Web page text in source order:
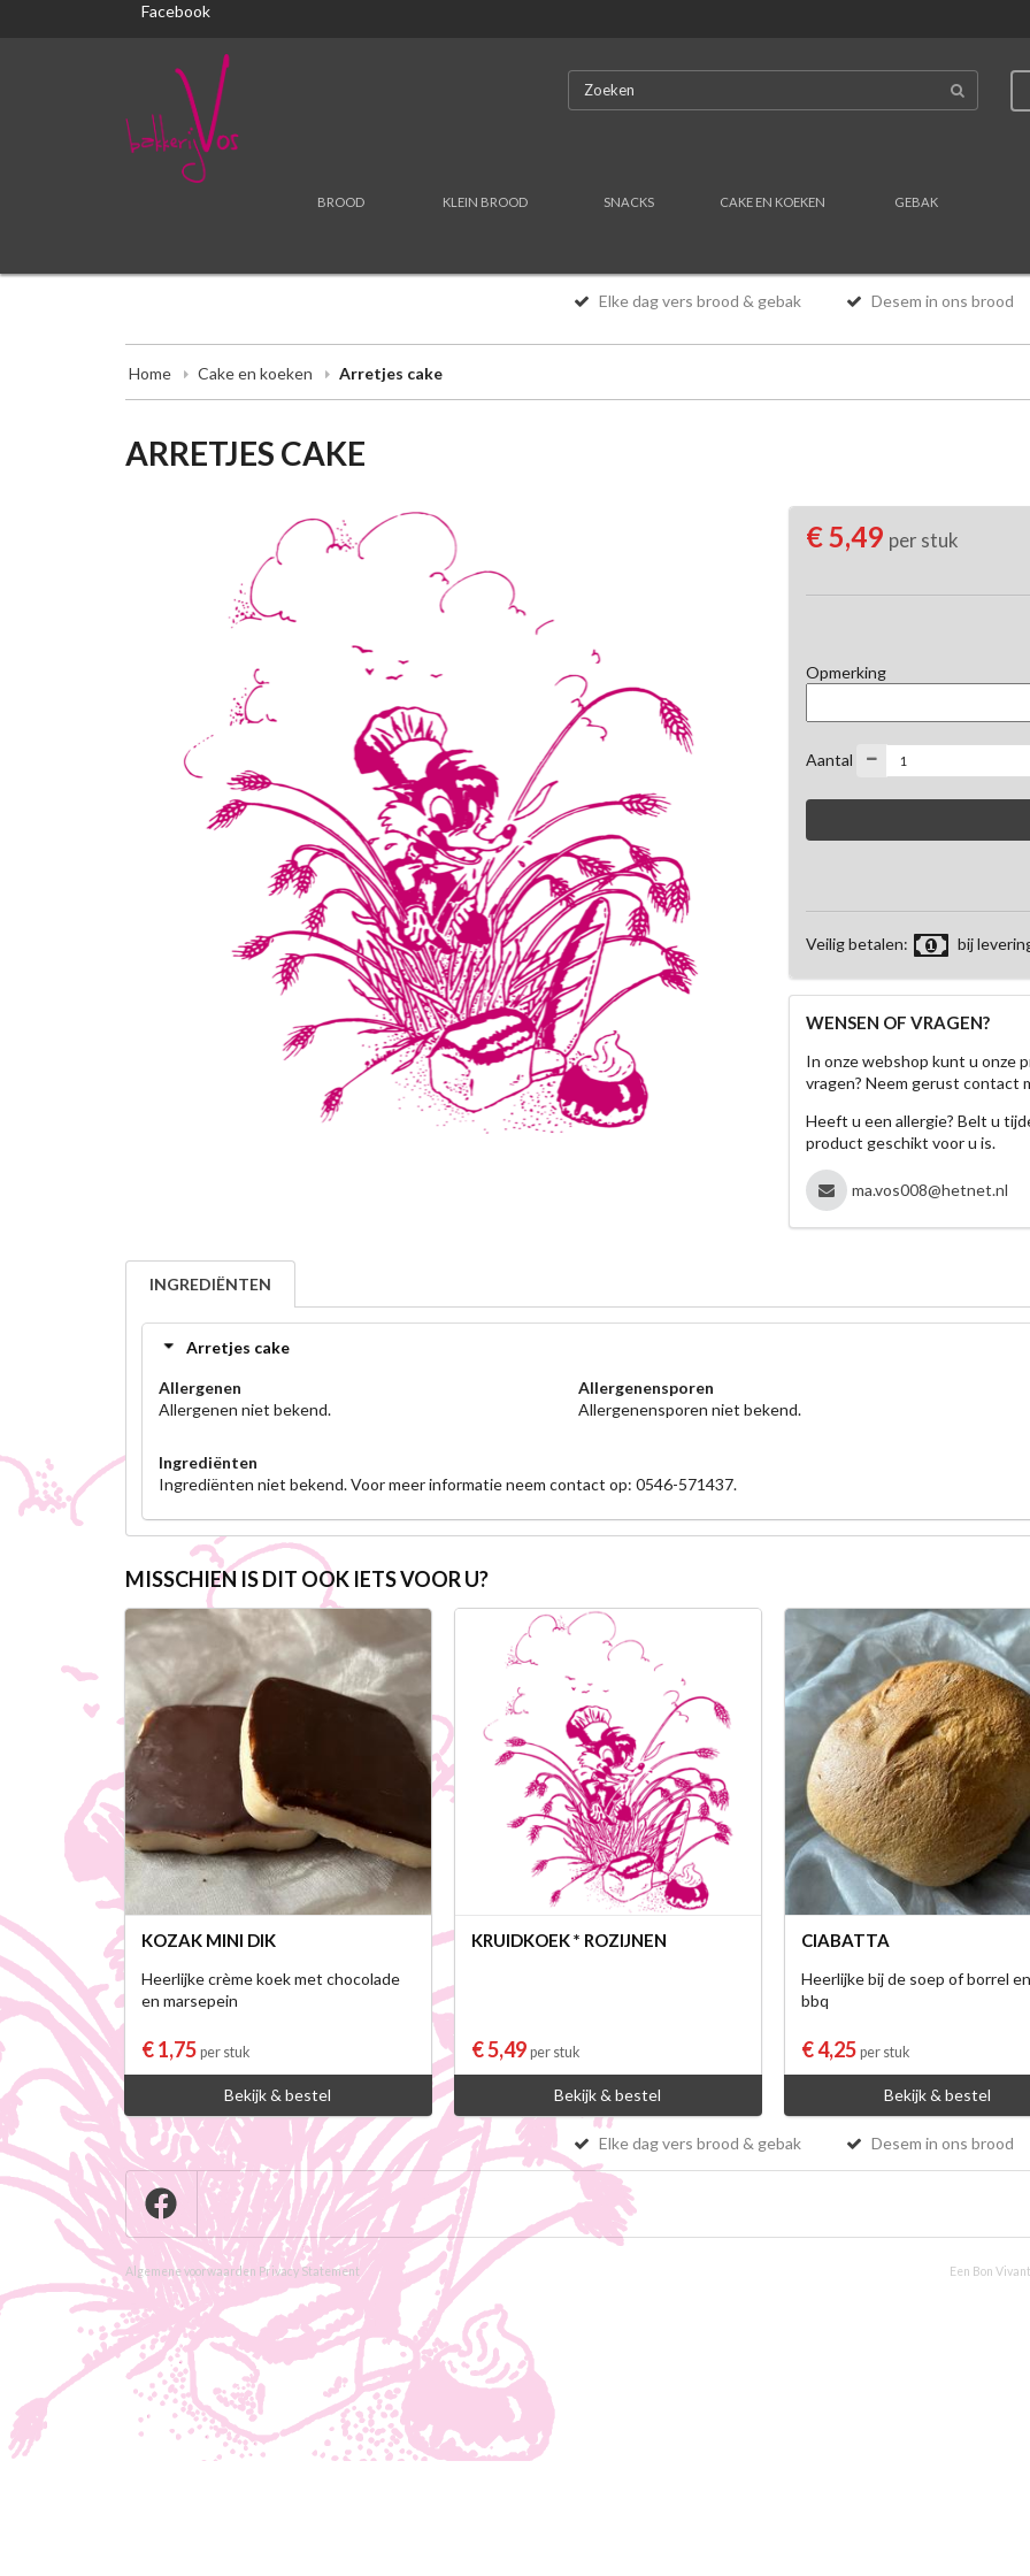
Facebook
BROOD KLEIN BROOD SNACKS CAKE EN KOEKEN GEBAK
Elke dag vers brood & gebak Desem in ons brood
Home Cake en koeken Arretjes cake
ARRETJES CAKE
€ 5,49 per stuk
Opmerking
Aantal
Veilig betalen: bij
WENSEN OF VRAGEN?
In onze webshop kunt u onze
vragen? Neem gerust contact
Heeft u een allergie? Belt u
product geschikt voor u is.
ma.vos008@hetnet.nl
INGREDIËNTEN
Arretjes cake
Allergenen
Allergenen niet bekend.
Allergenensporen
Allergenensporen niet bekend.
Ingrediënten
Ingrediënten niet bekend. Voor meer informatie neem contact op: 0546-571437.
MISSCHIEN IS DIT OOK IETS VOOR U?
KOZAK MINI DIK
Heerlijke crème koek met chocolade
en marsepein
€ 1,75 per stuk
Bekijk & bestel
KRUIDKOEK * ROZIJNEN
€ 5,49 per stuk
Bekijk & bestel
CIABATTA
Heerlijke bij de soep of borrel
bbq
€ 4,25 per stuk
Bekijk & bestel
Elke dag vers brood & gebak Desem in ons brood
Algemene voorwaarden Privacy Statement Een Bon